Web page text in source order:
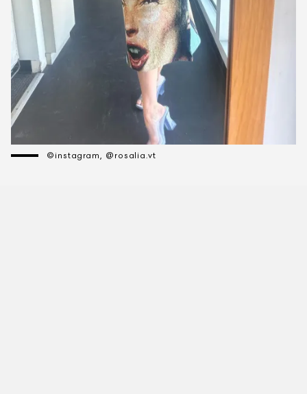
©instagram, @rosalia.vt